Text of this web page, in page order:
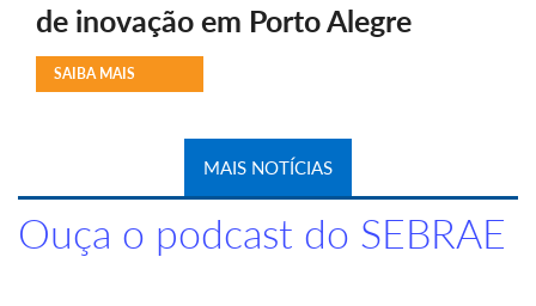
de inovação em Porto Alegre
SAIBA MAIS
MAIS NOTÍCIAS
Ouça o podcast do SEBRAE